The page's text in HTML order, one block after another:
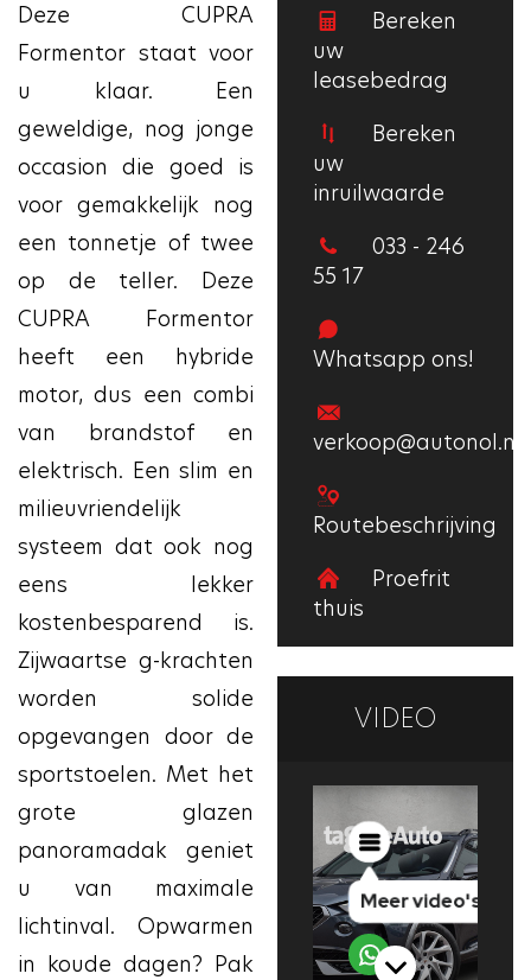
Deze CUPRA
Formentor staat voor
u klaar. Een
geweldige, nog jonge
occasion die goed is
voor gemakkelijk nog
een tonnetje of twee
op de teller. Deze
CUPRA Formentor
heeft een hybride
motor, dus een combi
van brandstof en
elektrisch. Een slim en
milieuvriendelijk
systeem dat ook nog
eens lekker
kostenbesparend is.
Zijwaartse g-krachten
worden solide
opgevangen door de
sportstoelen. Met het
grote glazen
panoramadak geniet
u van maximale
lichtinval. Opwarmen
in koude dagen? Pak
Bereken
uw
leasebedrag
Bereken
uw
inruilwaarde
033 - 246
55 17
Whatsapp ons!
verkoop@autonol.nl
Routebeschrijving
Proefrit
thuis
VIDEO